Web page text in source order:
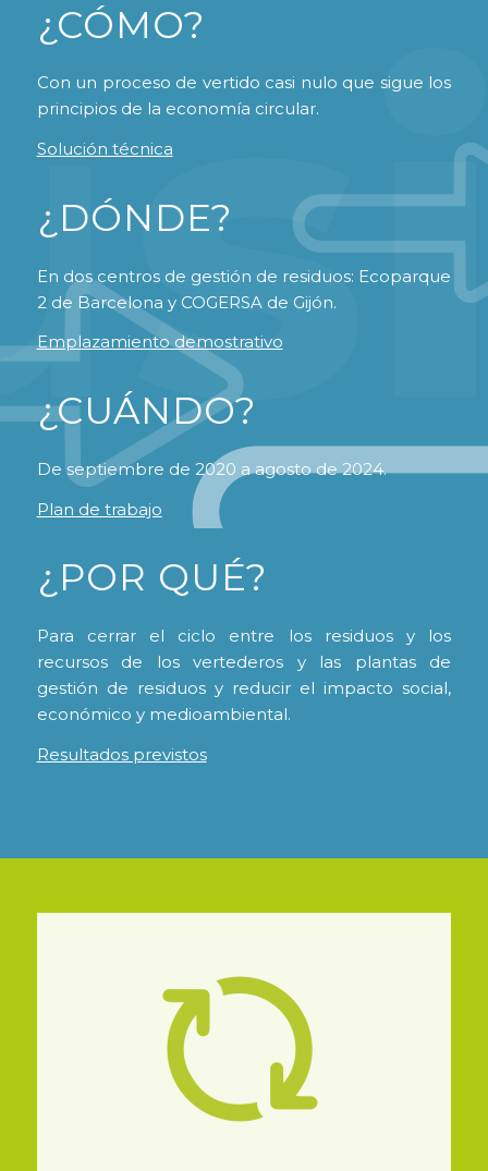
¿CÓMO?
Con un proceso de vertido casi nulo que sigue los
principios de la economía circular.
Solución técnica
¿DÓNDE?
En dos centros de gestión de residuos: Ecoparque
2 de Barcelona y COGERSA de Gijón.
Emplazamiento demostrativo
¿CUÁNDO?
De septiembre de 2020 a agosto de 2024.
Plan de trabajo
¿POR QUÉ?
Para cerrar el ciclo entre los residuos y los
recursos de los vertederos y las plantas de
gestión de residuos y reducir el impacto social,
económico y medioambiental.
Resultados previstos